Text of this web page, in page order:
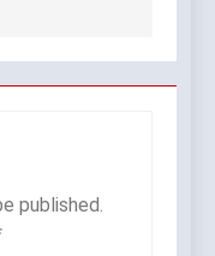
published.